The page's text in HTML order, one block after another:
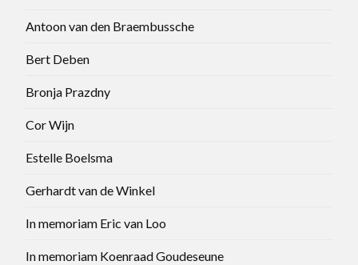
Antoon van den Braembussche
Bert Deben
Bronja Prazdny
Cor Wijn
Estelle Boelsma
Gerhardt van de Winkel
In memoriam Eric van Loo
In memoriam Koenraad Goudeseune